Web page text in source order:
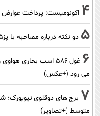
4 اکونومیست: پرداخت عوارض
5 دو نکته درباره مصاحبه با
6
می رود (+عکس)
7 برج های دوقلوی نیویورک؛
متوسط (+تصاویر)